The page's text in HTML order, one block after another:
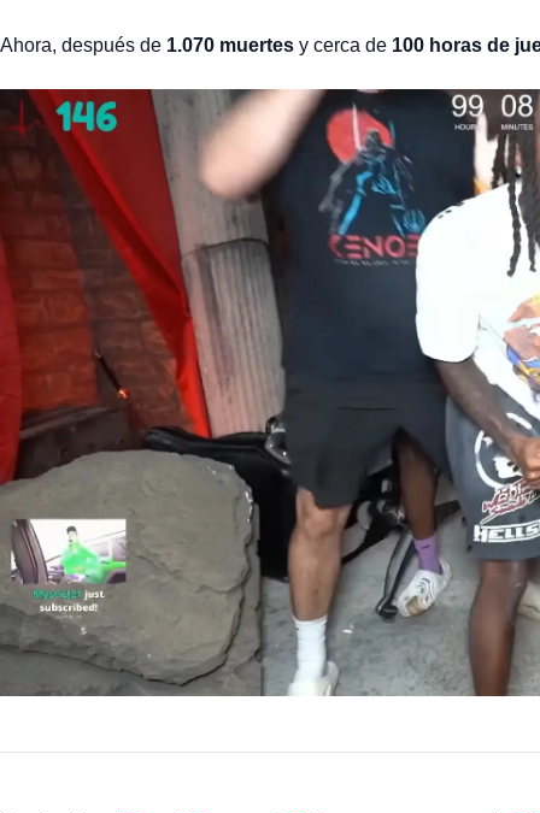
Ahora, después de 1.070 muertes y cerca de 100 horas de